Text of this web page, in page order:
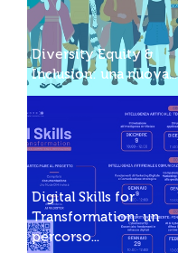
Diversity Equity &
Inclusion: una nuova...
Digital Skills for
Transformation: un
percorso...